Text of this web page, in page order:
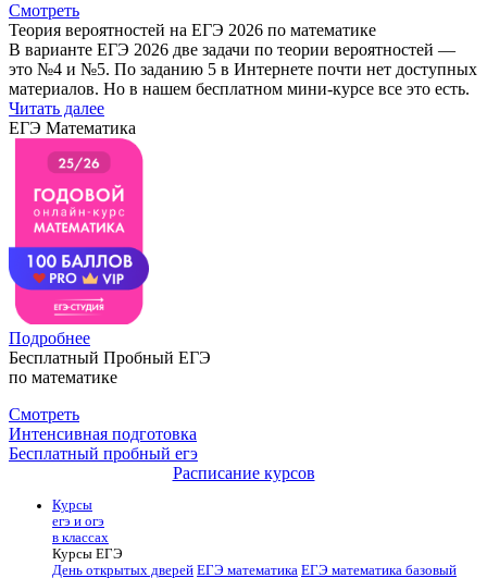
Смотреть
Теория вероятностей на ЕГЭ 2026 по математике
В варианте ЕГЭ 2026 две задачи по теории вероятностей —
это №4 и №5. По заданию 5 в Интернете почти нет доступных
материалов. Но в нашем бесплатном мини-курсе все это есть.
Читать далее
ЕГЭ Математика
Подробнее
Бесплатный Пробный ЕГЭ
по математике
Смотреть
Интенсивная подготовка
Бесплатный пробный егэ
Расписание курсов
Курсы
егэ и огэ
в классах
Курсы ЕГЭ
День открытых дверей ЕГЭ математика ЕГЭ математика базовый